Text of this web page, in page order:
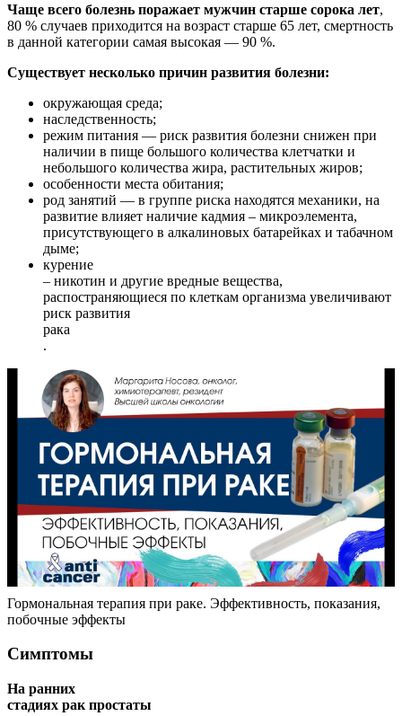
Чаще всего болезнь поражает мужчин старше сорока лет,
80 % случаев приходится на возраст старше 65 лет, смертность
в данной категории самая высокая — 90 %.
Существует несколько причин развития болезни:
окружающая среда;
наследственность;
режим питания — риск развития болезни снижен при
наличии в пище большого количества клетчатки и
небольшого количества жира, растительных жиров;
особенности места обитания;
род занятий — в группе риска находятся механики, на
развитие влияет наличие кадмия – микроэлемента,
присутствующего в алкалиновых батарейках и табачном
дыме;
курение
– никотин и другие вредные вещества,
распостраняющиеся по клеткам организма увеличивают
риск развития
рака
.
Гормональная терапия при раке. Эффективность, показания,
побочные эффекты
Симптомы
На ранних
стадиях рак простаты